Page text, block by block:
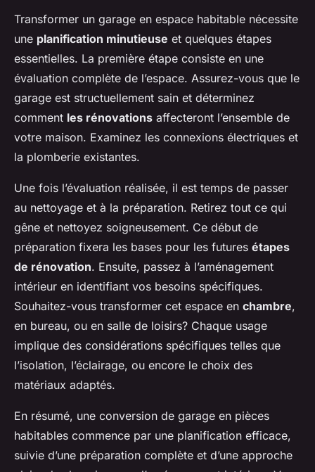
Transformer un garage en espace habitable nécessite
une planification minutieuse et quelques étapes
essentielles. La première étape consiste en une
évaluation complète de l’espace. Assurez-vous que le
garage est structuellement sain et déterminez
comment les rénovations affecteront l’ensemble de
votre maison. Examinez les connexions électriques et
la plomberie existantes.
Une fois l’évaluation réalisée, il est temps de passer
au nettoyage et à la préparation. Retirez tout ce qui
gêne et nettoyez soigneusement. Ce début de
préparation fixera les bases pour les futures étapes
de rénovation. Ensuite, passez à l’aménagement
intérieur en identifiant vos besoins spécifiques.
Souhaitez-vous transformer cet espace en chambre,
en bureau, ou en salle de loisirs? Chaque usage
implique des considérations spécifiques telles que
l’isolation, l’éclairage, ou encore le choix des
matériaux adaptés.
En résumé, une conversion de garage en pièces
habitables commence par une planification efficace,
suivie d’une préparation complète et d’une approche